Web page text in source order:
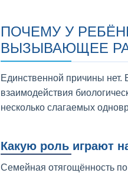
ПОЧЕМУ У
ВЫЗЫВАЮЩЕЕ
Единственной причины нет.
взаимодействия
несколько слагаемых
Какую роль играют
Семейная отягощённость